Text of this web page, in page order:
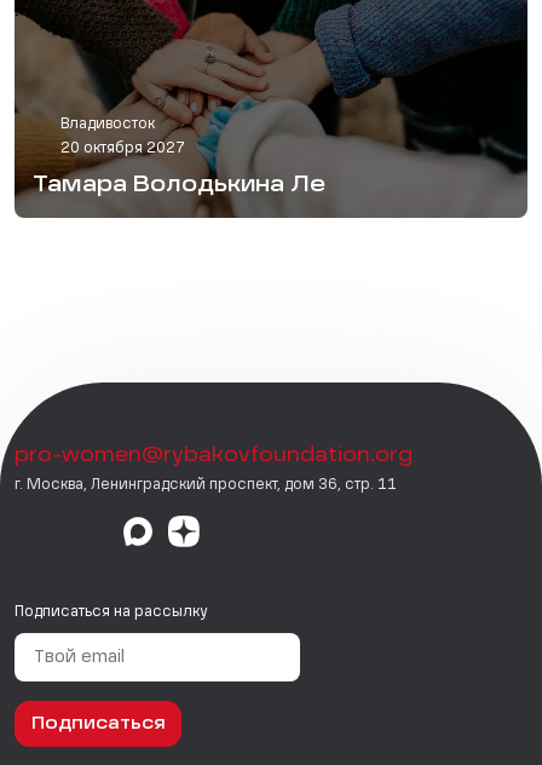
Владивосток
20 октября 2027
Тамара Володькина Ле
pro-women@rybakovfoundation.org
г. Москва, Ленинградский проспект, дом 36, стр. 11
Подписаться на рассылку
Подписаться